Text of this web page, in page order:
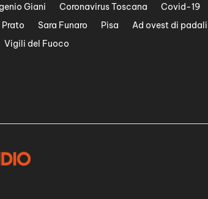
Giani Coronavirus Toscana Covid-19
Prato Sara Funaro Pisa Ad ovest di
Vigili del Fuoco